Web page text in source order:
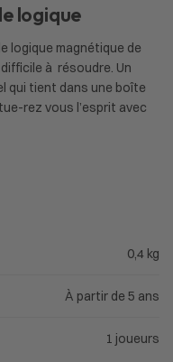
logique
logique magnétique de
à résoudre. Un
qui tient dans une boîte
rez vous l’esprit avec
0,4 kg
À partir de 5 ans
1 joueurs